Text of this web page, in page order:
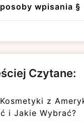
wpisania §
Czytane:
z
i Jakie Wybrać?